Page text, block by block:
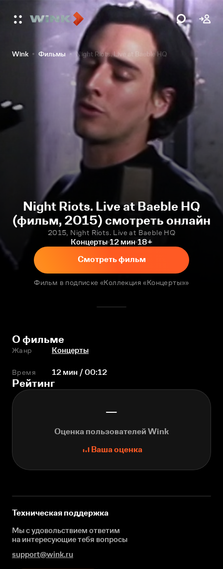
Wink Фильмы Night Riots. Live at Baeble HQ
Night Riots. Live at Baeble HQ
(фильм, 2015) смотреть онлайн
2015, Night Riots. Live at Baeble HQ
Концерты 12 мин 18+
Смотреть фильм
Фильм в подписке «Коллекция «Концерты»»
О фильме
Жанр Концерты
Время 12 мин / 00:12
Рейтинг
—
Оценка пользователей Wink
Ваша оценка
Техническая поддержка
Мы с удовольствием ответим
на интересующиетебя вопросы
support@wink.ru